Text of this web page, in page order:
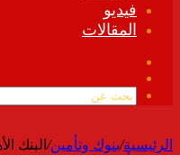
فيديو
المقالات
الموقع
الرئيسية/بنوك وتأمين/ البنك